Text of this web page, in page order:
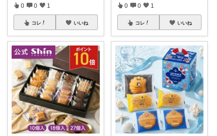
0 0 1
コレ いいね
0 0 1
コレ いいね